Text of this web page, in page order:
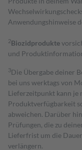
Anwendungshinweise
2Biozidprodukte
und
3Die Übergabe deiner
bei uns werktags von
Lieferzeitpunkt kann je
Produktverfügbarkeit
abweichen. Darüber
Prüfungen, die zu
Lieferfrist um die
verlängern.